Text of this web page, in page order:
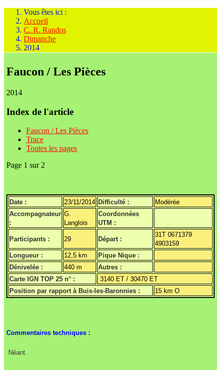
Vous êtes ici :
Accueil
C. R. Randos
Dimanche
2014
Faucon / Les Pièces
2014
Index de l'article
Faucon / Les Pièces
Trace
Toutes les pages
Page 1 sur 2
Date : 23/11/2014 Difficulté :
Modérée
Accompagnateur
:
G.
Langlois
Coordonnées
UTM :
Participants : 29 Départ :
31T 0671379
4903159
Longueur :
12,5 km
Pique Nique :
Dénivelée :
440 m
Autres :
Carte IGN TOP 25 n° :
3140 ET / 30470 ET
Position par rapport à Buis-les-Baronnies :
15 km O
Commentaires techniques :
Néant.